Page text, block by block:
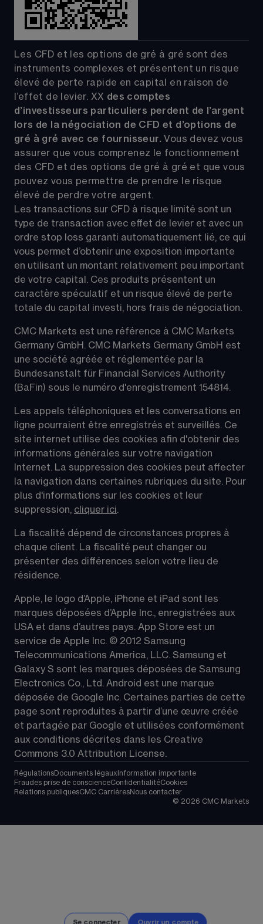
Se connecter Ouvrir un compte
Les CFD et les options de gré à gré sont des
instruments complexes et présentent un risque
élevé de perte rapide en capital en raison de
l’effet de levier. XX des comptes
d’investisseurs particuliers perdent de l’argent
lors de la négociation de CFD et d’options de
gré à gré avec ce fournisseur. Vous devez vous
assurer que vous comprenez le fonctionnement
des CFD et des options de gré à gré et que vous
pouvez vous permettre de prendre le risque
élevé de perdre votre argent.
Les transactions sur CFD à risque limité sont un
type de transaction avec effet de levier et avec un
ordre stop loss garanti automatiquement lié, ce qui
vous permet d’obtenir une exposition importante
en utilisant un montant relativement peu important
de votre capital. Ces produits présentent un
caractère spéculatif et un risque élevé de perte
totale du capital investi, hors frais de négociation.
CMC Markets est une référence à CMC Markets
Germany GmbH. CMC Markets Germany GmbH est
une société agréée et réglementée par la
Bundesanstalt für Financial Services Authority
(BaFin) sous le numéro d'enregistrement 154814.
Les appels téléphoniques et les conversations en
ligne pourraient être enregistrés et surveillés. Ce
site internet utilise des cookies afin d'obtenir des
informations générales sur votre navigation
Internet. La suppression des cookies peut affecter
la navigation dans certaines rubriques du site. Pour
plus d'informations sur les cookies et leur
suppression, cliquer ici.
La fiscalité dépend de circonstances propres à
chaque client. La fiscalité peut changer ou
présenter des différences selon votre lieu de
résidence.
Apple, le logo d’Apple, iPhone et iPad sont les
marques déposées d’Apple Inc., enregistrées aux
USA et dans d’autres pays. App Store est un
service de Apple Inc. © 2012 Samsung
Telecommunications America, LLC. Samsung et
Galaxy S sont les marques déposées de Samsung
Electronics Co., Ltd. Android est une marque
déposée de Google Inc. Certaines parties de cette
page sont reproduites à partir d’une œuvre créée
et partagée par Google et utilisées conformément
aux conditions décrites dans les Creative
Commons 3.0 Attribution License.
RégulationsDocuments légaux Information importante
Fraudes prise de conscienceConfidentialitéCookies
Relations publiquesCMC CarrièresNous contacter
© 2026 CMC Markets